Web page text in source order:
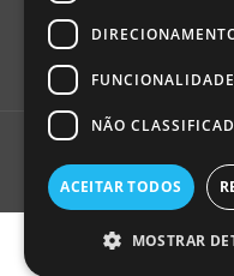
1999 - 2026
Pavilhão
FUNCIONALIDADE
NÃO
ACEITAR TODOS
MOSTRAR